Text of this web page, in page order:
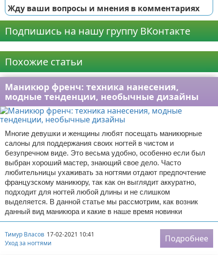
Жду ваши вопросы и мнения в комментариях
Подпишись на нашу группу ВКонтакте
Похожие статьи
Маникюр френч: техника нанесения,
модные тенденции, необычные дизайны
Многие девушки и женщины любят посещать маникюрные
салоны для поддержания своих ногтей в чистом и
безупречном виде. Это весьма удобно, особенно если был
выбран хороший мастер, знающий свое дело. Часто
любительницы ухаживать за ногтями отдают предпочтение
французскому маникюру, так как он выглядит аккуратно,
подходит для ногтей любой длины и не слишком
выделяется. В данной статье мы рассмотрим, как возник
данный вид маникюра и какие в наше время новинки
Тимур Власов 17-02-2021 10:41
Уход за ногтями
Подробнее